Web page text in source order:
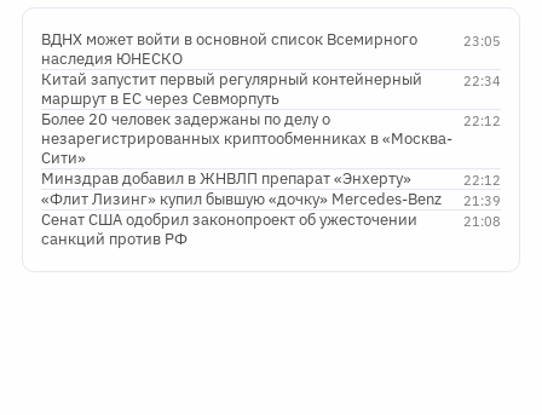
23:05
ВДНХ может войти в основной список Всемирного
наследия ЮНЕСКО
22:34
Китай запустит первый регулярный контейнерный
маршрут в ЕС через Севморпуть
22:12
Более 20 человек задержаны по делу о
незарегистрированных криптообменниках в «Москва-
Сити»
22:12
Минздрав добавил в ЖНВЛП препарат «Энхерту»
21:39
«Флит Лизинг» купил бывшую «дочку» Mercedes-Benz
21:08
Сенат США одобрил законопроект об ужесточении
санкций против РФ